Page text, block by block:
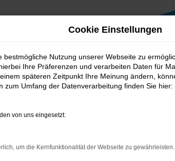
Cookie Einstellungen
bestmögliche Nutzung unserer Webseite zu
Ihre Präferenzen und verarbeiten Daten für
späteren Zeitpunkt Ihre Meinung ändern,
zum Umfang der Datenverarbeitung finden Sie hier:
von uns eingesetzt:
um die Kernfunktionalität der Webseite zu gewährleisten.